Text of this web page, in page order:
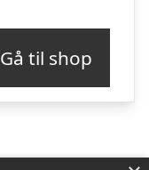
Gå til shop